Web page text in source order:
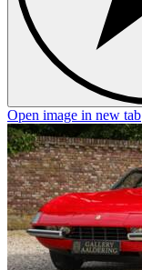
Open image in new tab